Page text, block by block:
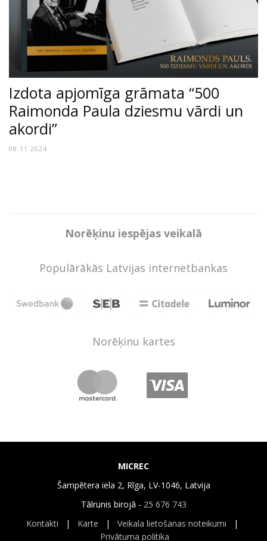
Izdota apjomīga grāmata “500
Raimonda Paula dziesmu vārdi un
akordi”
08.11.2024
Norēķinu iespējas veikalā
Populārākās Latvijas internetbankas
Norēķinu kartes
MICREC
Šampētera iela 2, Rīga, LV-1046, Latvija
Tālrunis birojā - 25 676 743
Kontakti | Karte | Veikala lietošanas noteikumi |
Privātuma politika